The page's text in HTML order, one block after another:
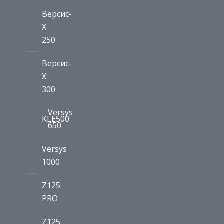
Версис-
Х
250
Версис-
Х
300
KLE500
Versys
650
Versys
1000
Z125
PRO